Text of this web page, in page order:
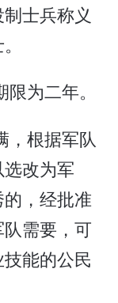
士兵称义
为二年。
，根据军队
改为军
，经批准
需要，可
能的公民